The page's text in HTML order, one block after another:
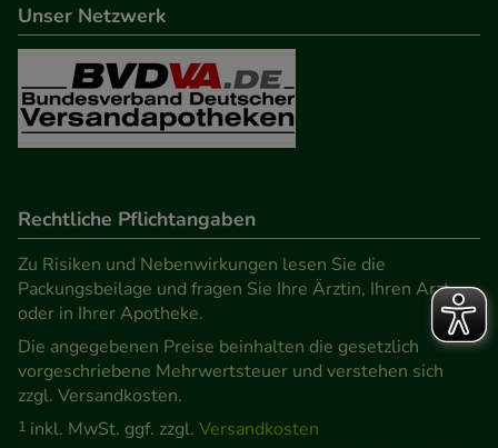
Unser Netzwerk
Rechtliche Pflichtangaben
Zu Risiken und Nebenwirkungen lesen Sie die
Packungsbeilage und fragen Sie Ihre Ärztin, Ihren Arzt
oder in Ihrer Apotheke.
Die angegebenen Preise beinhalten die gesetzlich
vorgeschriebene Mehrwertsteuer und verstehen sich
zzgl. Versandkosten.
1 inkl. MwSt. ggf. zzgl. Versandkosten